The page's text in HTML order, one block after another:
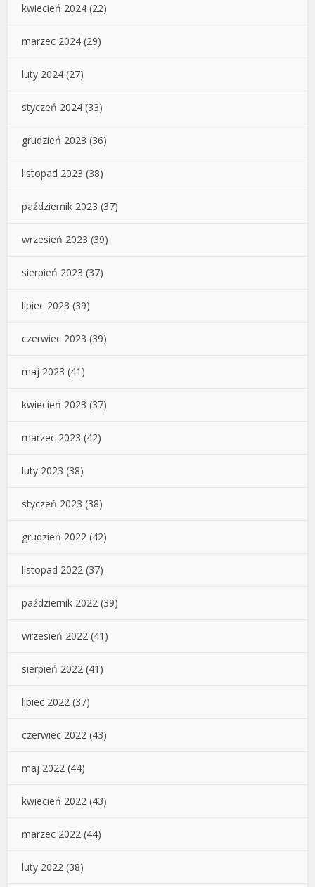
kwiecień 2024 (22)
marzec 2024 (29)
luty 2024 (27)
styczeń 2024 (33)
grudzień 2023 (36)
listopad 2023 (38)
październik 2023 (37)
wrzesień 2023 (39)
sierpień 2023 (37)
lipiec 2023 (39)
czerwiec 2023 (39)
maj 2023 (41)
kwiecień 2023 (37)
marzec 2023 (42)
luty 2023 (38)
styczeń 2023 (38)
grudzień 2022 (42)
listopad 2022 (37)
październik 2022 (39)
wrzesień 2022 (41)
sierpień 2022 (41)
lipiec 2022 (37)
czerwiec 2022 (43)
maj 2022 (44)
kwiecień 2022 (43)
marzec 2022 (44)
luty 2022 (38)